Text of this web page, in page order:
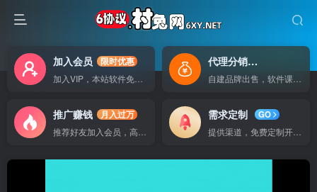
加入会员
限时优惠
代理分销自己做老板
推广赚钱
月入过万
需求定制
GO